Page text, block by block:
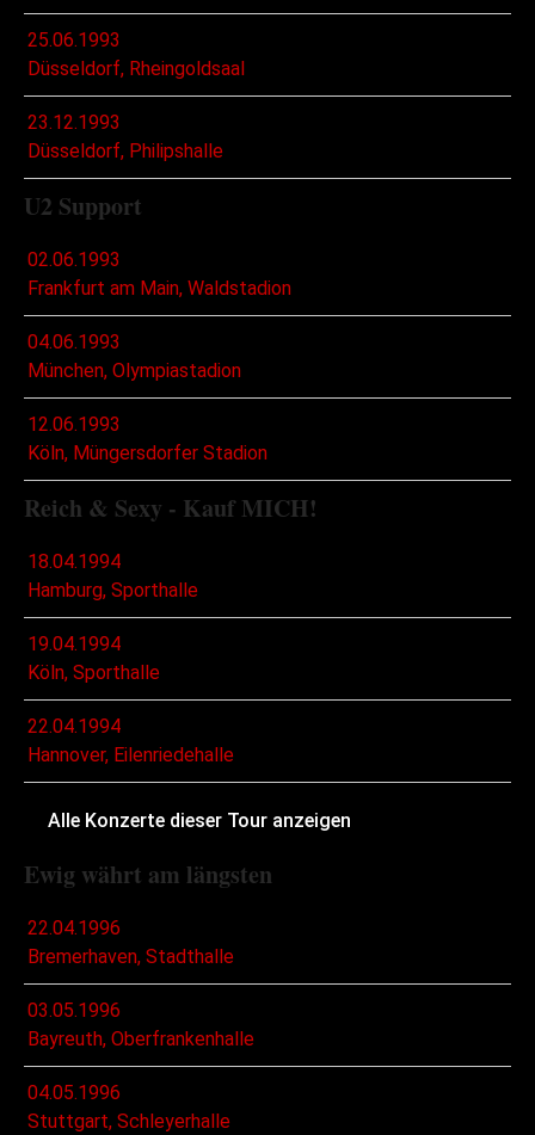
25.06.1993
Düsseldorf, Rheingoldsaal
23.12.1993
Düsseldorf, Philipshalle
U2 Support
02.06.1993
Frankfurt am Main, Waldstadion
04.06.1993
München, Olympiastadion
12.06.1993
Köln, Müngersdorfer Stadion
Reich & Sexy - Kauf MICH!
18.04.1994
Hamburg, Sporthalle
19.04.1994
Köln, Sporthalle
22.04.1994
Hannover, Eilenriedehalle
Alle Konzerte dieser Tour anzeigen
Ewig währt am längsten
22.04.1996
Bremerhaven, Stadthalle
03.05.1996
Bayreuth, Oberfrankenhalle
04.05.1996
Stuttgart, Schleyerhalle